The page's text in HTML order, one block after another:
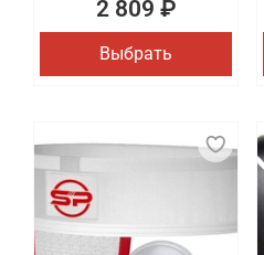
2 809 ₽
Выбрать